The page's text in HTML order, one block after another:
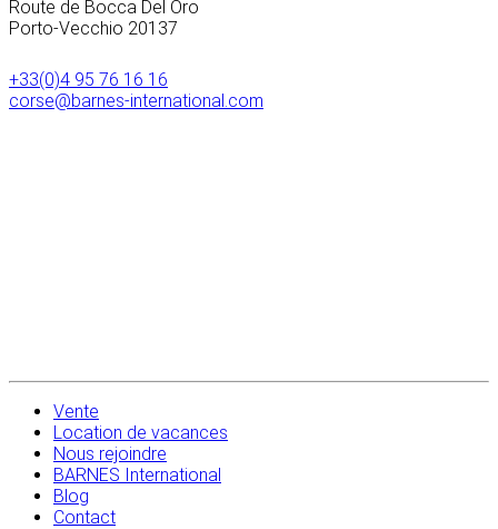
Route de Bocca Del Oro
Porto-Vecchio 20137
+33(0)4 95 76 16 16
corse@barnes-international.com
Vente
Location de vacances
Nous rejoindre
BARNES International
Blog
Contact